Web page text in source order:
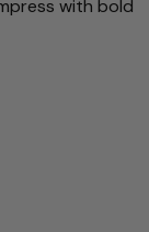
som
exceptionel
with bold